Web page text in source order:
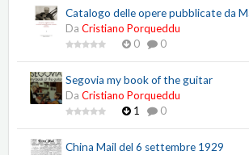
Catalogo delle opere pubblicate da
Da Cristiano Porqueddu
0
0
Segovia my book of the guitar
Da Cristiano Porqueddu
1
0
China Mail del 6 settembre 1929